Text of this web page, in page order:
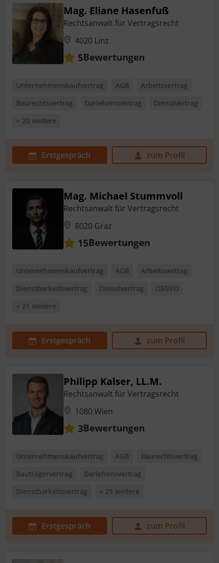
Mag. Eliane Hasenfuß
Rechtsanwalt für Vertragsrecht
4020 Linz
5Bewertungen
Unternehmenskaufvertrag AGB
Arbeitsvertrag
Baurechtsvertrag
Darlehensvertrag
Dienstvertrag
+ 20 weitere
Erstgespräch zum Profil
Mag. Michael Stummvoll
Rechtsanwalt für Vertragsrecht
8020 Graz
15Bewertungen
Unternehmenskaufvertrag AGB
Arbeitsvertrag
Dienstbarkeitsvertrag
Dienstvertrag
DSGVO
+ 21 weitere
Erstgespräch zum Profil
Philipp Kalser, LL.M.
Rechtsanwalt für Vertragsrecht
1080 Wien
3Bewertungen
Unternehmenskaufvertrag AGB
Baurechtsvertrag
Bauträgervertrag
Darlehensvertrag
Dienstbarkeitsvertrag
+ 25 weitere
Erstgespräch zum Profil